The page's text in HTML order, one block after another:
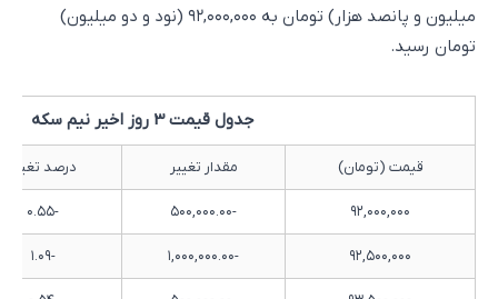
میلیون و پانصد هزار) تومان به ۹۲,۰۰۰,۰۰۰ (نود و دو میلیون)
تومان رسید.
جدول قیمت 3 روز اخیر نیم سکه
قیمت (تومان) مقدار تغییر درصد تغییر
۹۲,۰۰۰,۰۰۰ -۵۰۰,۰۰۰.۰۰ -۰.۵۵
۹۲,۵۰۰,۰۰۰ -۱,۰۰۰,۰۰۰.۰۰ -۱.۰۹